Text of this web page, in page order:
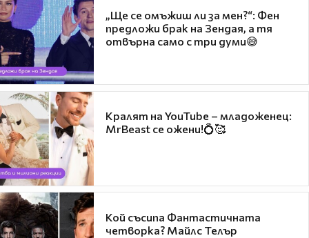
„Ще се омъжиш ли за мен?“: Фен
предложи брак на Зендая, а тя
отвърна само с три думи😅
Кралят на YouTube – младоженец:
MrBeast се ожени!💍🥰
Кой съсипа Фантастичната
четворка? Майлс Телър